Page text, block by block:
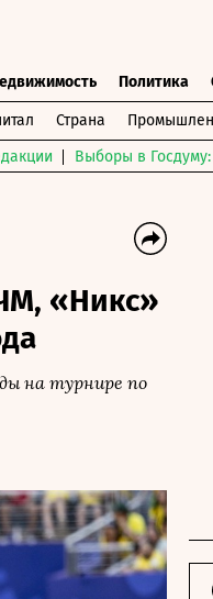
Политика
Страна
Выборы в
«Никс»
на турнире по